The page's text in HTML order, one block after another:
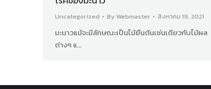
Uncategorized By Webmaster สิงหาคม 19, 2021
มะนาวแม้จะมีลักษณะเป็นไม้ยืนต้นเช่นเดียวกับไม้ผล
ต่างๆ แ…